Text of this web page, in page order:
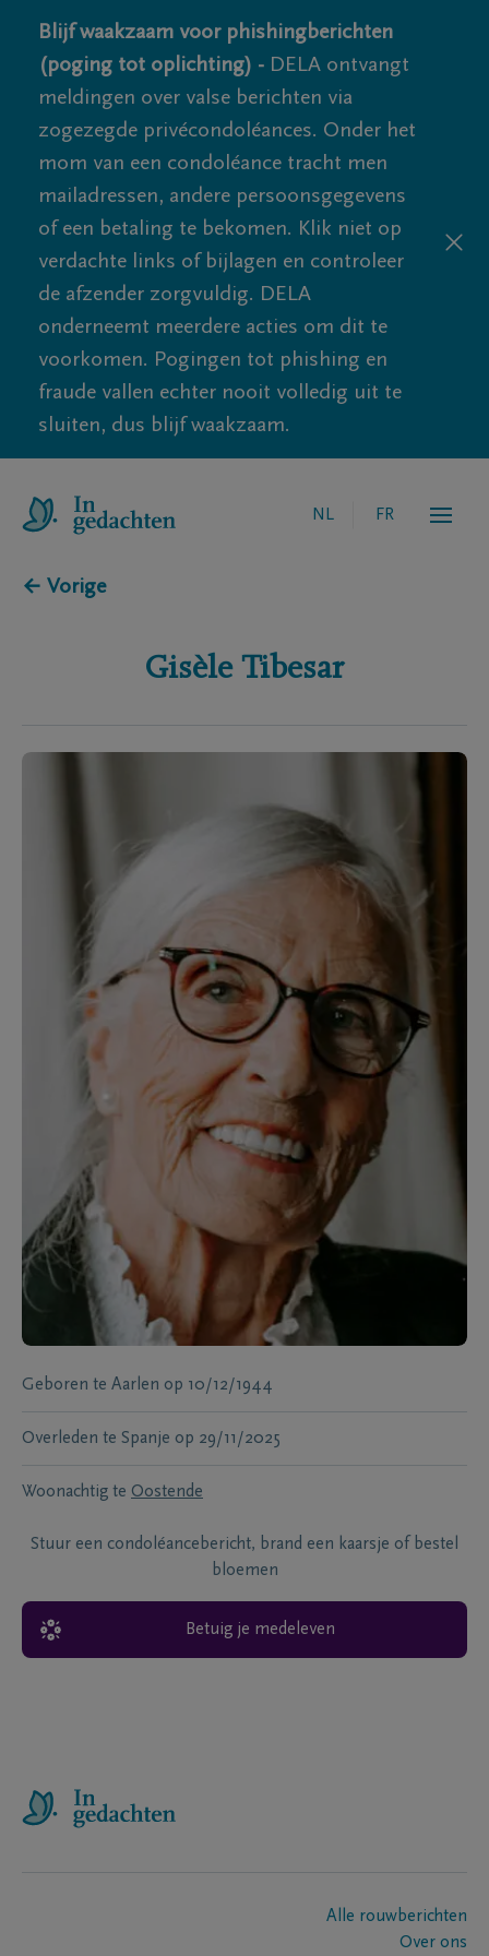
Blijf waakzaam voor phishingberichten
(poging tot oplichting) - DELA ontvangt
meldingen over valse berichten via
zogezegde privécondoléances. Onder het
mom van een condoléance tracht men
mailadressen, andere persoonsgegevens
of een betaling te bekomen. Klik niet op
verdachte links of bijlagen en controleer
de afzender zorgvuldig. DELA
onderneemt meerdere acties om dit te
voorkomen. Pogingen tot phishing en
fraude vallen echter nooit volledig uit te
sluiten, dus blijf waakzaam.
NL FR
← Vorige
Gisèle Tibesar
Geboren te Aarlen op 10/12/1944
Overleden te Spanje op 29/11/2025
Woonachtig te Oostende
Stuur een condoléancebericht, brand een kaarsje of bestel
bloemen
Betuig je medeleven
Alle rouwberichten
Over ons